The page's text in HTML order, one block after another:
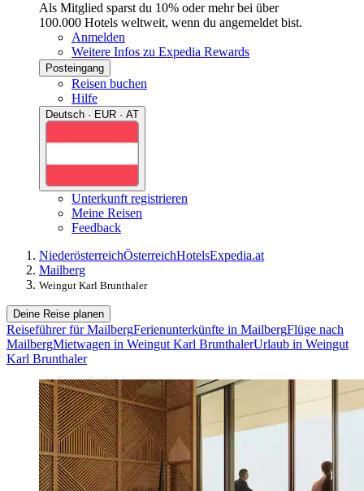
Als Mitglied sparst du 10% oder mehr bei über
100.000 Hotels weltweit, wenn du angemeldet bist.
Anmelden
Weitere Infos zu Expedia Rewards
Posteingang
Reisen buchen
Hilfe
Deutsch · EUR · AT
Unterkunft registrieren
Meine Reisen
Feedback
NiederösterreichÖsterreichHotelsExpedia.at
Mailberg
Weingut Karl Brunthaler
Deine Reise planen
Reiseführer für MailbergFerienunterkünfte in MailbergFlüge nach
MailbergMietwagen in Weingut Karl BrunthalerUrlaub in Weingut
Karl Brunthaler